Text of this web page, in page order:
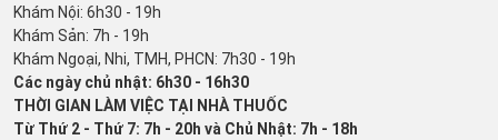
Khám Nội: 6h30 - 19h
Khám Sản: 7h - 19h
Khám Ngoại, Nhi, TMH, PHCN: 7h30 - 19h
Các ngày chủ nhật: 6h30 - 16h30
THỜI GIAN LÀM VIỆC TẠI NHÀ THUỐC
Từ Thứ 2 - Thứ 7: 7h - 20h và Chủ Nhật: 7h - 18h